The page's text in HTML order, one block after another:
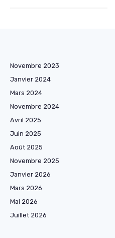
Novembre 2023
Janvier 2024
Mars 2024
Novembre 2024
Avril 2025
Juin 2025
Août 2025
Novembre 2025
Janvier 2026
Mars 2026
Mai 2026
Juillet 2026